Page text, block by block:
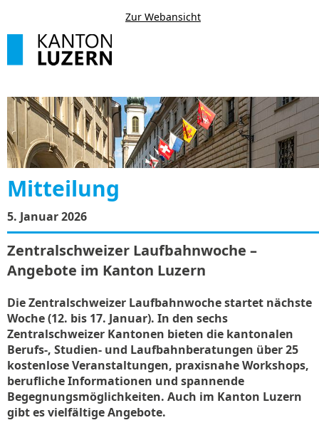
Zur Webansicht
Mitteilung
5. Januar 2026
Zentralschweizer Laufbahnwoche –
Angebote im Kanton Luzern
Die Zentralschweizer Laufbahnwoche startet nächste
Woche (12. bis 17. Januar). In den sechs
Zentralschweizer Kantonen bieten die kantonalen
Berufs-, Studien- und Laufbahnberatungen über 25
kostenlose Veranstaltungen, praxisnahe Workshops,
berufliche Informationen und spannende
Begegnungsmöglichkeiten. Auch im Kanton Luzern
gibt es vielfältige Angebote.